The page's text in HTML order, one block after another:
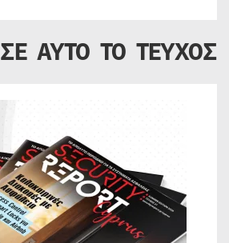
ΣΕ ΑΥΤΟ ΤΟ ΤΕΥΧΟΣ